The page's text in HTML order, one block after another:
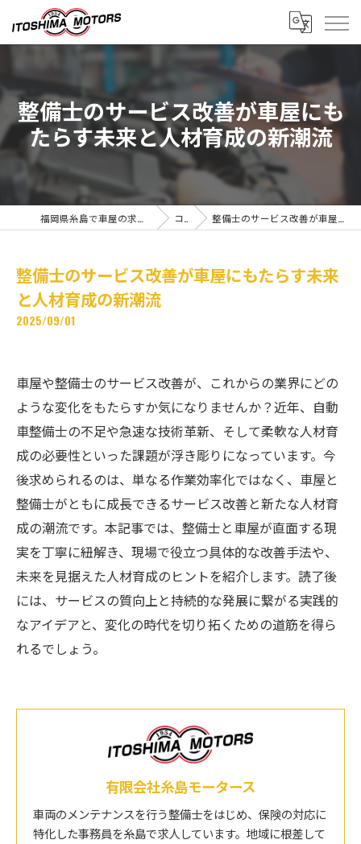
整備士のサービス改善が車屋にも
たらす未来と人材育成の新潮流
福岡県糸島で車屋の求人なら有限会社糸島モータース コラム 整備士のサービス改善が車屋にもたらす未来と人材育成の新潮流
整備士のサービス改善が車屋にもたらす未来
と人材育成の新潮流
2025/09/01
車屋や整備士のサービス改善が、これからの業界にどの
ような変化をもたらすか気になりませんか？近年、自動
車整備士の不足や急速な技術革新、そして柔軟な人材育
成の必要性といった課題が浮き彫りになっています。今
後求められるのは、単なる作業効率化ではなく、車屋と
整備士がともに成長できるサービス改善と新たな人材育
成の潮流です。本記事では、整備士と車屋が直面する現
実を丁寧に紐解き、現場で役立つ具体的な改善手法や、
未来を見据えた人材育成のヒントを紹介します。読了後
には、サービスの質向上と持続的な発展に繋がる実践的
なアイデアと、変化の時代を切り拓くための道筋を得ら
れるでしょう。
有限会社糸島モータース
車両のメンテナンスを行う整備士をはじめ、保険の対応に
特化した事務員を糸島で求人しています。地域に根差して